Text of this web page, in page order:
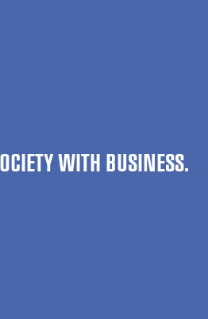
WITH BUSINESS.